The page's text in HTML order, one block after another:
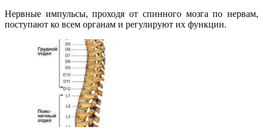
Нервные импульсы, проходя от спинного мозга по нервам,
поступают ко всем органам и регулируют их функции.